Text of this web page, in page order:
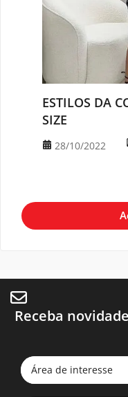
ESTILOS DA
SIZE
28/10/2022
Receba
Área de interesse